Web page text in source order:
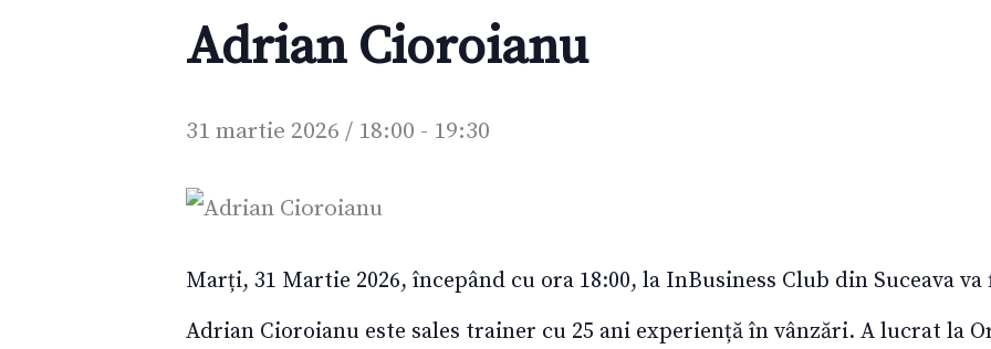
Adrian Cioroianu
31 martie 2026 / 18:00 - 19:30
Marți, 31 Martie 2026, începând cu ora 18:00, la InBusiness Club din Suceava
Adrian Cioroianu este sales trainer cu 25 ani experiență în vânzări. A lucrat la